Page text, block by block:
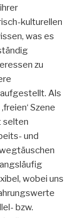
kulturellen
was es
zu
Als
Szene
selten
und
wobei uns
bzw.